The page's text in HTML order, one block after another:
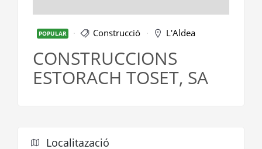
POPULAR Construcció L'Aldea
CONSTRUCCIONS
ESTORACH TOSET, SA
Localitazació